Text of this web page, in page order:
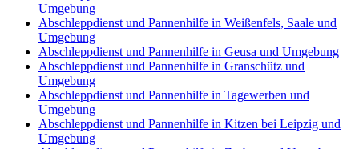
Umgebung
Abschleppdienst und Pannenhilfe in Weißenfels, Saale und
Umgebung
Abschleppdienst und Pannenhilfe in Geusa und Umgebung
Abschleppdienst und Pannenhilfe in Granschütz und
Umgebung
Abschleppdienst und Pannenhilfe in Tagewerben und
Umgebung
Abschleppdienst und Pannenhilfe in Kitzen bei Leipzig und
Umgebung